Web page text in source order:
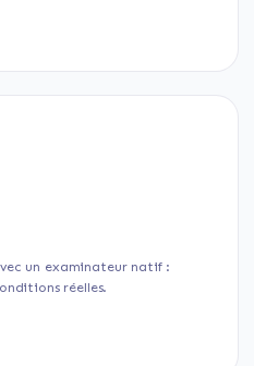
un examinateur natif :
réelles.